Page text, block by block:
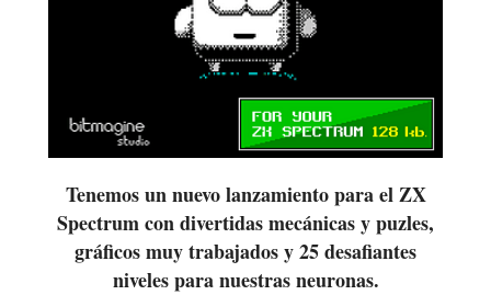
Tenemos un nuevo lanzamiento para el ZX
Spectrum con divertidas mecánicas y puzles,
gráficos muy trabajados y 25 desafiantes
niveles para nuestras neuronas.